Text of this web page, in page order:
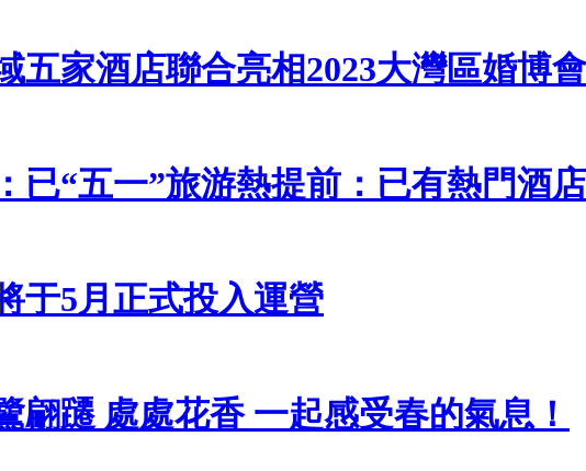
五家酒店聯合亮相2023大灣區婚博會
已“五一”旅游熱提前：已有熱門酒
于5月正式投入運營
翩躚 處處花香 一起感受春的氣息！